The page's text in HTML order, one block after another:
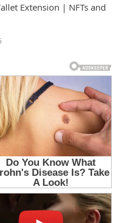
Extension | NFTs and